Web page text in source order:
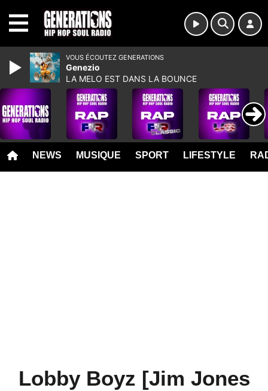
NEWS MUSIQUE SPORT LIFESTYLE
Lobby Boyz [Jim Jones
VOUS ÉCOUTEZ GENERATIONS
Genezio
LA MELO EST DANS LA BOUNCE